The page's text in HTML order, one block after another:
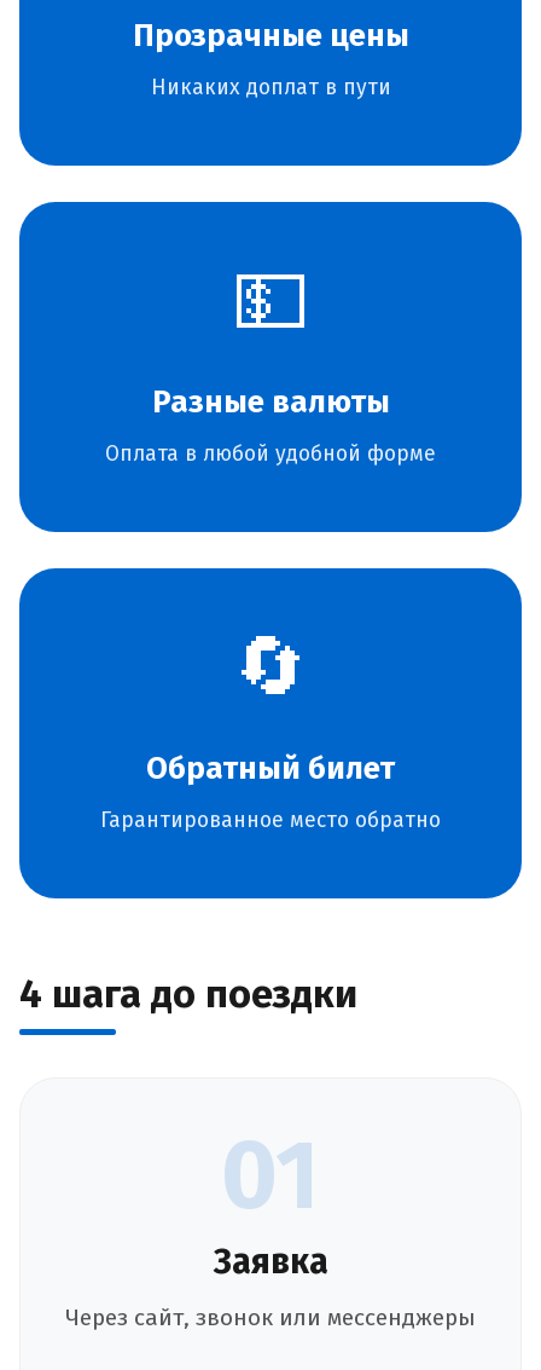
Прозрачные цены
Никаких доплат в пути
💵
Разные валюты
Оплата в любой удобной форме
🔄
Обратный билет
Гарантированное место обратно
4 шага до поездки
01
Заявка
Через сайт, звонок или мессенджеры